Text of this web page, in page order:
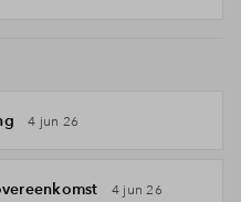
4 jun 26
4 jun 26